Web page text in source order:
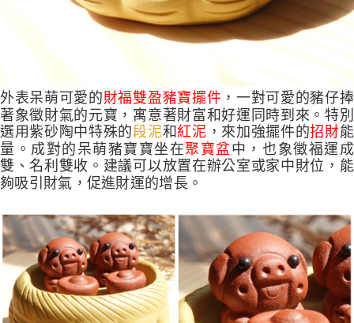
外表呆萌可愛的財福雙盈豬寶擺件 ，一對可愛的豬仔捧
著象徵財氣的元寶，寓意著財富和好運同時到來。特別
選用紫砂陶中特殊的段泥和紅泥 ，來加強擺件的招財能
量。成對的呆萌豬寶寶坐在聚寶盆中，也象徵福運成
雙、名利雙收。建議可以放置在辦公室或家中財位，能
夠吸引財氣，促進財運的增長。